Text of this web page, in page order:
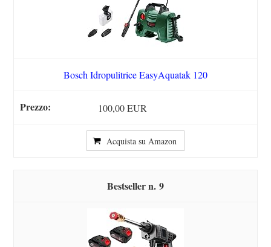
Bosch Idropulitrice EasyAquatak 120
100,00 EUR
Acquista su Amazon
9